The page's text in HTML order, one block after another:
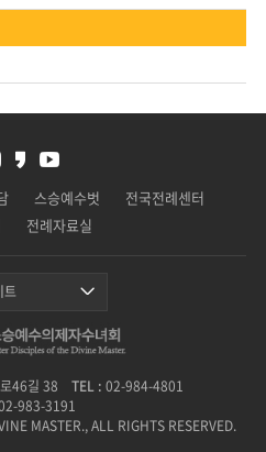
스승예수벗
전국전례센터
전례자료실
트
46길 38 TEL : 02-984-4801
983-3191
MASTER., ALL RIGHTS RESERVED.